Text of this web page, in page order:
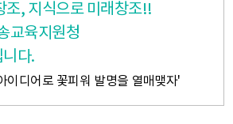
조, 지식으로 미래창조!!
교육지원청
다.
이디어로 꽃피워 발명을 열매맺자'